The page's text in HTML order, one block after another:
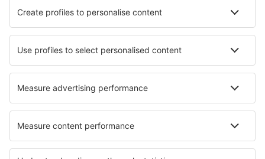
Cazare în Cimalmotto Cazare în Neve Zohar
Cazare Lundeby Cazare în Áyios Dhimítrios
Cele mai bune locuri de cazare - regiuni
Cazare in Tenerife Cazare in Fuerteventura